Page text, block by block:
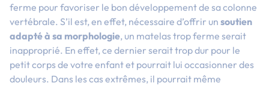
ferme pour favoriser le bon développement de sa colonne
vertébrale. S’il est, en effet, nécessaire d’offrir un soutien
adapté à sa morphologie, un matelas trop ferme serait
inapproprié. En effet, ce dernier serait trop dur pour le
petit corps de votre enfant et pourrait lui occasionner des
douleurs. Dans les cas extrêmes, il pourrait même